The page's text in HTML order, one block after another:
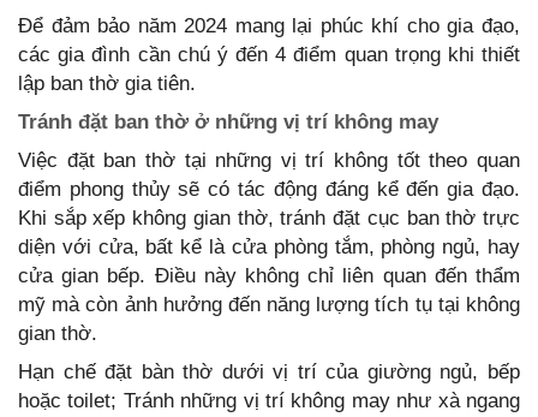
Để đảm bảo năm 2024 mang lại phúc khí cho gia đạo,
các gia đình cần chú ý đến 4 điểm quan trọng khi thiết
lập ban thờ gia tiên.
Tránh đặt ban thờ ở những vị trí không may
Việc đặt ban thờ tại những vị trí không tốt theo quan
điểm phong thủy sẽ có tác động đáng kể đến gia đạo.
Khi sắp xếp không gian thờ, tránh đặt cục ban thờ trực
diện với cửa, bất kể là cửa phòng tắm, phòng ngủ, hay
cửa gian bếp. Điều này không chỉ liên quan đến thẩm
mỹ mà còn ảnh hưởng đến năng lượng tích tụ tại không
gian thờ.
Hạn chế đặt bàn thờ dưới vị trí của giường ngủ, bếp
hoặc toilet; Tránh những vị trí không may như xà ngang